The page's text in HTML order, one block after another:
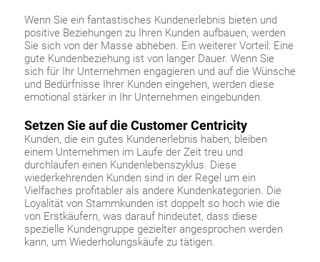
Wenn Sie ein fantastisches Kundenerlebnis bieten und
positive Beziehungen zu Ihren Kunden aufbauen, werden
Sie sich von der Masse abheben. Ein weiterer Vorteil: Eine
gute Kundenbeziehung ist von langer Dauer. Wenn Sie
sich für Ihr Unternehmen engagieren und auf die Wünsche
und Bedürfnisse Ihrer Kunden eingehen, werden diese
emotional stärker in Ihr Unternehmen eingebunden.
Setzen Sie auf die Customer Centricity
Kunden, die ein gutes Kundenerlebnis haben, bleiben
einem Unternehmen im Laufe der Zeit treu und
durchlaufen einen Kundenlebenszyklus. Diese
wiederkehrenden Kunden sind in der Regel um ein
Vielfaches profitabler als andere Kundenkategorien. Die
Loyalität von Stammkunden ist doppelt so hoch wie die
von Erstkäufern, was darauf hindeutet, dass diese
spezielle Kundengruppe gezielter angesprochen werden
kann, um Wiederholungskäufe zu tätigen.